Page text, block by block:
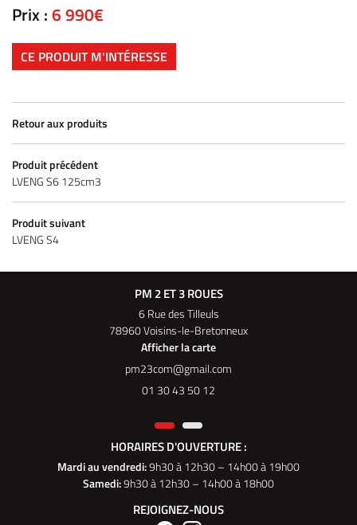
Prix :6 990€
CE PRODUIT M'INTÉRESSE
Retour aux produits
Produit précédent
LVENG S6 125cm3
Produit suivant
LVENG S4
PM 2 ET 3 ROUES
6 Rue des Tilleuls
78960 Voisins-le-Bretonneux
Afficher la carte
01 30 43 50 12
HORAIRES D'OUVERTURE :
Mardi au vendredi:9h30 à 12h30 – 14h00 à 19h00
Samedi:9h30 à 12h30 – 14h00 à 18h00
REJOIGNEZ-NOUS